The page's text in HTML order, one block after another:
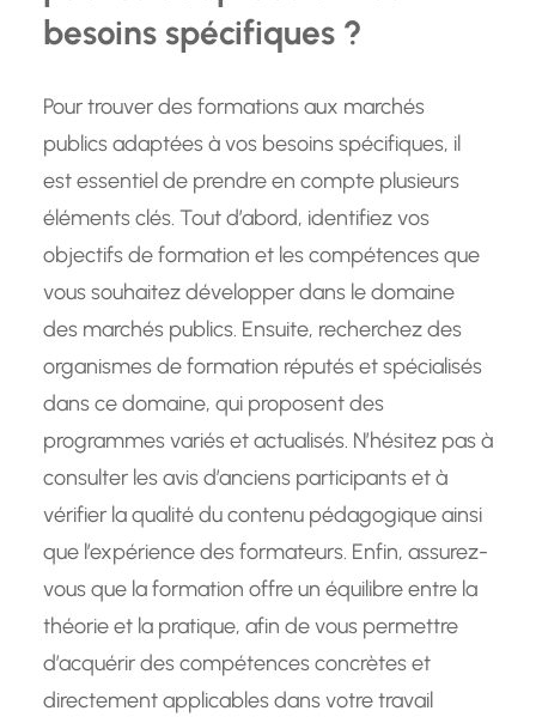
besoins spécifiques ?
Pour trouver des formations aux marchés
publics adaptées à vos besoins spécifiques, il
est essentiel de prendre en compte plusieurs
éléments clés. Tout d’abord, identifiez vos
objectifs de formation et les compétences que
vous souhaitez développer dans le domaine
des marchés publics. Ensuite, recherchez des
organismes de formation réputés et spécialisés
dans ce domaine, qui proposent des
programmes variés et actualisés. N’hésitez pas à
consulter les avis d’anciens participants et à
vérifier la qualité du contenu pédagogique ainsi
que l’expérience des formateurs. Enfin, assurez-
vous que la formation offre un équilibre entre la
théorie et la pratique, afin de vous permettre
d’acquérir des compétences concrètes et
directement applicables dans votre travail